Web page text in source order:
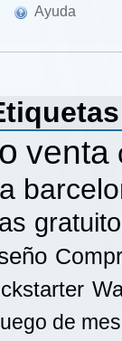
Ayuda
venta
gratuito
de